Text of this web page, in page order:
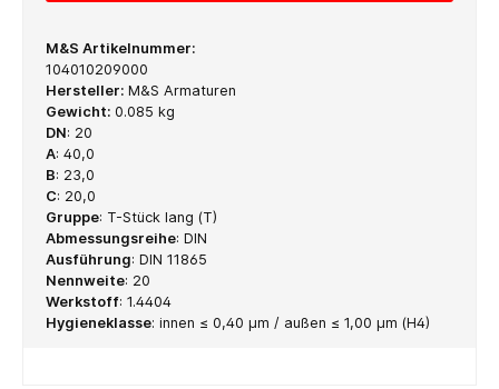
M&S Artikelnummer:
104010209000
Hersteller: M&S Armaturen
Gewicht: 0.085 kg
DN: 20
A: 40,0
B: 23,0
C: 20,0
Gruppe: T-Stück lang (T)
Abmessungsreihe: DIN
Ausführung: DIN 11865
Nennweite: 20
Werkstoff: 1.4404
Hygieneklasse: innen ≤ 0,40 µm / außen ≤ 1,00 µm (H4)